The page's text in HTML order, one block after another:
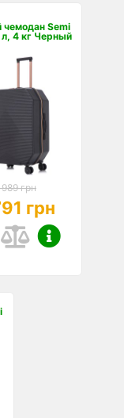
чемодан Semi
л, 4 кг Черный
грн
грн